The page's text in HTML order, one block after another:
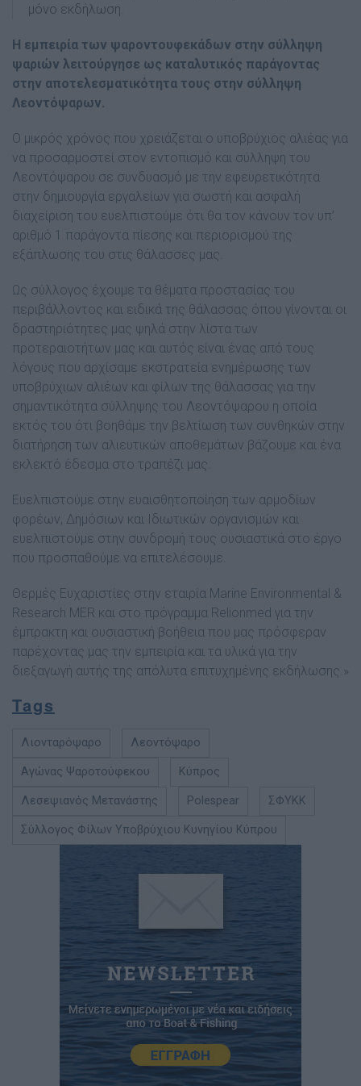
μόνο εκδήλωση.
Η εμπειρία των ψαροντουφεκάδων στην σύλληψη
ψαριών λειτούργησε ως καταλυτικός παράγοντας
στην αποτελεσματικότητα τους στην σύλληψη
Λεοντόψαρων.
Ο μικρός χρόνος που χρειάζεται ο υποβρύχιος αλιέας για
να προσαρμοστεί στον εντοπισμό και σύλληψη του
Λεοντόψαρου σε συνδυασμό με την εφευρετικότητα
στην δημιουργία εργαλείων για σωστή και ασφαλή
διαχείριση του ευελπιστούμε ότι θα τον κάνουν τον υπ’
αριθμό 1 παράγοντα πίεσης και περιορισμού της
εξάπλωσης του στις θάλασσες μας.
Ως σύλλογος έχουμε τα θέματα προστασίας του
περιβάλλοντος και ειδικά της θάλασσας όπου γίνονται οι
δραστηριότητες μας ψηλά στην λίστα των
προτεραιοτήτων μας και αυτός είναι ένας από τους
λόγους που αρχίσαμε εκστρατεία ενημέρωσης των
υποβρύχιων αλιέων και φίλων της θάλασσας για την
σημαντικότητα σύλληψης του Λεοντόψαρου η οποία
εκτός του ότι βοηθάμε την βελτίωση των συνθηκών στην
διατήρηση των αλιευτικών αποθεμάτων βάζουμε και ένα
εκλεκτό έδεσμα στο τραπέζι μας.
Ευελπιστούμε στην ευαισθητοποίηση των αρμοδίων
φορέων, Δημόσιων και Ιδιωτικών οργανισμών και
ευελπιστούμε στην συνδρομή τους ουσιαστικά στο έργο
που προσπαθούμε να επιτελέσουμε.
Θερμές Ευχαριστίες στην εταιρία Marine Environmental &
Research MER και στο πρόγραμμα Relionmed για την
έμπρακτη και ουσιαστική βοήθεια που μας πρόσφεραν
παρέχοντας μας την εμπειρία και τα υλικά για την
διεξαγωγή αυτής της απόλυτα επιτυχημένης εκδήλωσης.»
Tags
Λιονταρόψαρο Λεοντόψαρο
Αγώνας Ψαροτούφεκου Κύπρος
Λεσεψιανός Μετανάστης Polespear ΣΦΥΚΚ
Σύλλογος Φίλων Υποβρύχιου Κυνηγίου Κύπρου